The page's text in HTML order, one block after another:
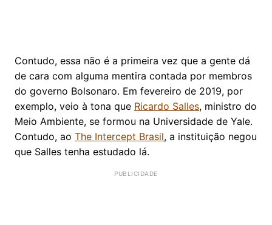
Contudo, essa não é a primeira vez que a gente dá
de cara com alguma mentira contada por membros
do governo Bolsonaro. Em fevereiro de 2019, por
exemplo, veio à tona que Ricardo Salles, ministro do
Meio Ambiente, se formou na Universidade de Yale.
Contudo, ao The Intercept Brasil, a instituição negou
que Salles tenha estudado lá.